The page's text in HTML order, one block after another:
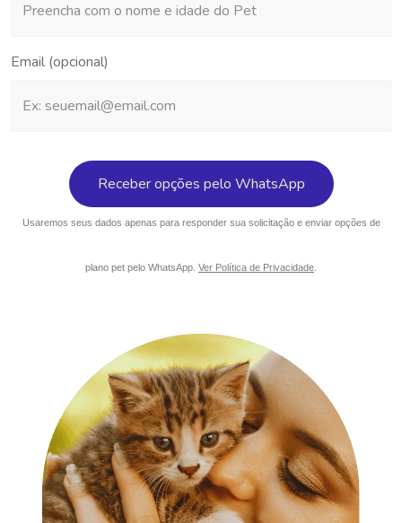
Email (opcional)
Usaremos seus dados apenas para responder sua solicitação e enviar opções de
plano pet pelo WhatsApp. Ver Política de Privacidade